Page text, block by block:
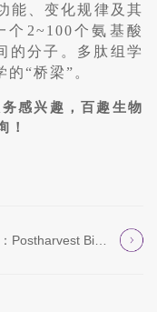
能、变化规律及其
个 2~100个氨基酸
的分子。多肽组学
“桥梁”。
感兴趣，百趣生物
！